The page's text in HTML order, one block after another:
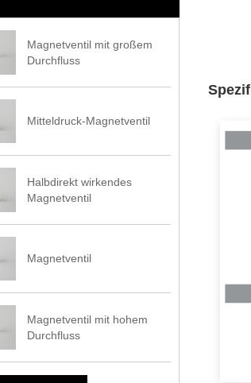
Magnetventil mit großem
Durchfluss
Mitteldruck-Magnetventil
Halbdirekt wirkendes
Magnetventil
Magnetventil
Magnetventil mit hohem
Durchfluss